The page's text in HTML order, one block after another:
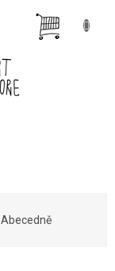
Abecedně